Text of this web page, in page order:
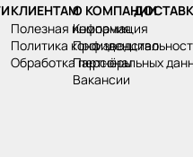
КЛИЕНТАМ
Полезная информация
Политика
Обработка персональных
О КОМПАНИИ
Компания
Производство
Партнёры
Вакансии